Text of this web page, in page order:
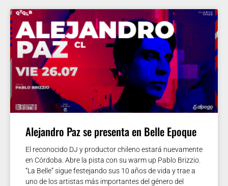
Alejandro Paz se presenta en Belle Epoque
El reconocido DJ y productor chileno estará nuevamente
en Córdoba. Abre la pista con su warm up Pablo Brizzio.
“La Belle” sigue festejando sus 10 años de vida y trae a
uno de los artistas más importantes del género del